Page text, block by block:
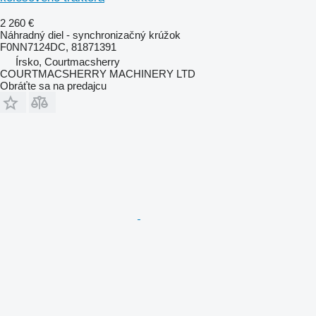
2 260 €
Náhradný diel - synchronizačný krúžok
F0NN7124DC, 81871391
Írsko, Courtmacsherry
COURTMACSHERRY MACHINERY LTD
Obráťte sa na predajcu